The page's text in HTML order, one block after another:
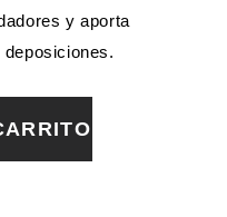
y aporta